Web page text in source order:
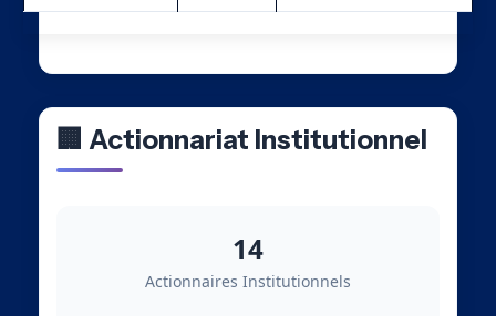
🏢 Actionnariat Institutionnel
14
Actionnaires Institutionnels